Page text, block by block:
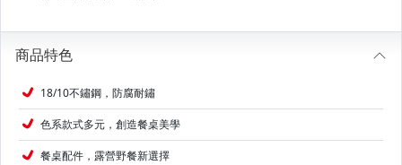
商品特色
18/10不鏽鋼，防腐耐鏽
色系款式多元，創造餐桌美學
餐桌配件，露營野餐新選擇